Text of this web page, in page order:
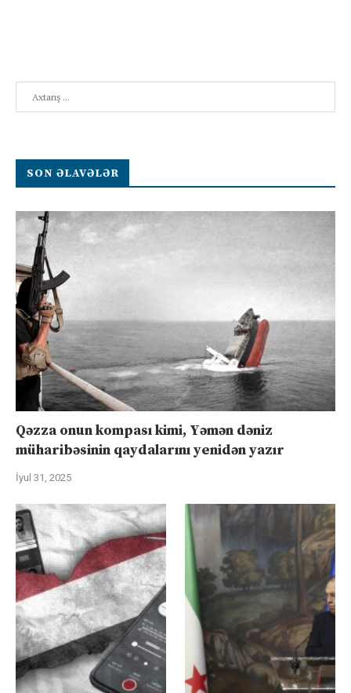
SON ƏLAVƏLƏR
Qəzza onun kompası kimi, Yəmən dəniz
müharibəsinin qaydalarını yenidən yazır
İyul 31, 2025